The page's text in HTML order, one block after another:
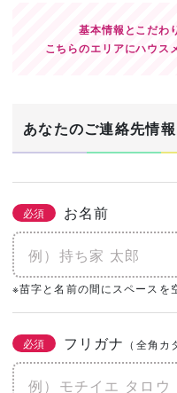
基本情報とこだわ
こちらのエリアにハウス
あなたのご連絡先情
必須 お名前
※苗字と名前の間にスペースを
必須 フリガナ （全角カ